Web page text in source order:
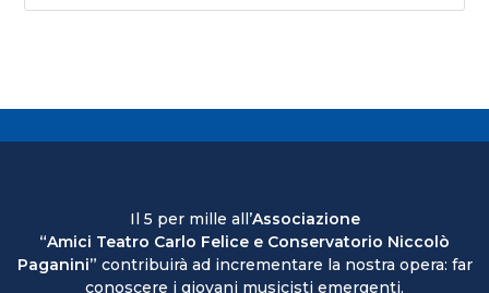
Il 5 per mille all’Associazione
“Amici Teatro Carlo Felice e Conservatorio Niccolò
Paganini” contribuirà ad incrementare la nostra opera: far
conoscere i giovani musicisti emergenti.